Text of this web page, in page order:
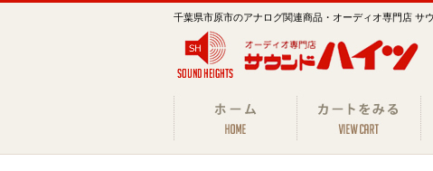
千葉県市原市のアナログ関連商品・オーディオ専門店 サ